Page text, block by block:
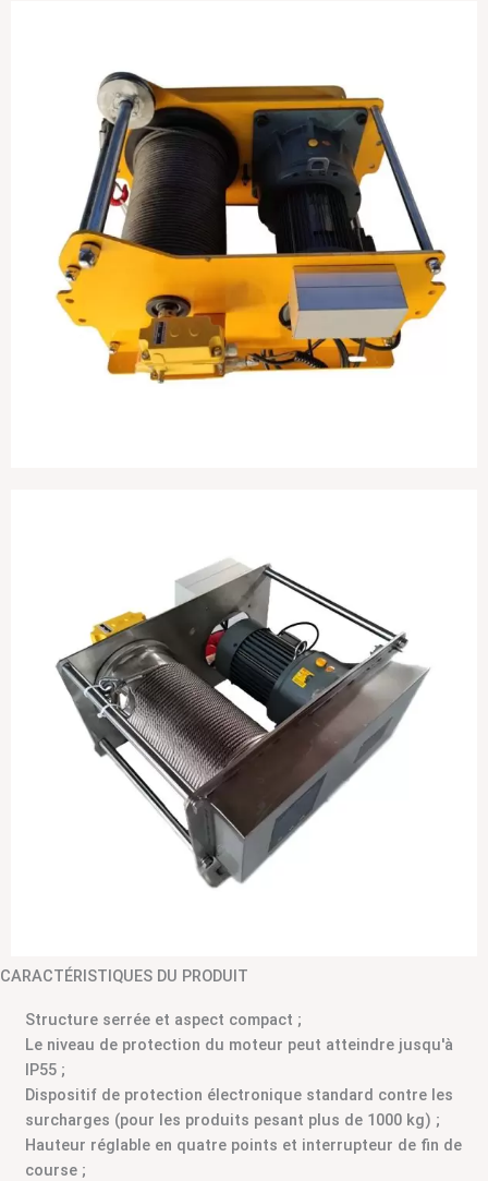
CARACTÉRISTIQUES DU PRODUIT
Structure serrée et aspect compact ;
Le niveau de protection du moteur peut atteindre jusqu'à
IP55 ;
Dispositif de protection électronique standard contre les
surcharges (pour les produits pesant plus de 1000 kg) ;
Hauteur réglable en quatre points et interrupteur de fin de
course ;